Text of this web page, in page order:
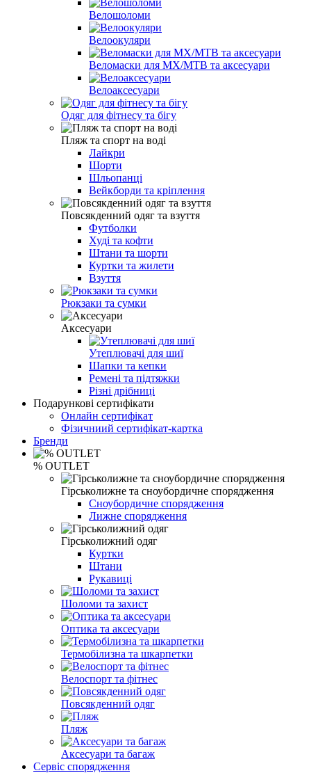
Велошоломи
Велоокуляри
Веломаски для MX/MTB та аксесуари
Велоаксесуари
Одяг для фітнесу та бігу
Пляж та спорт на воді
Лайкри
Шорти
Шльопанці
Вейкборди та кріплення
Повсякденний одяг та взуття
Футболки
Худі та кофти
Штани та шорти
Куртки та жилети
Взуття
Рюкзаки та сумки
Аксесуари
Утеплювачі для шиї
Шапки та кепки
Ремені та підтяжки
Різні дрібниці
Подарункові сертифікати
Онлайн сертифікат
Фізичниий сертифікат-картка
Бренди
% OUTLET
Гірськолижне та сноубордичне спорядження
Сноубордичне спорядження
Лижне спорядження
Гірськолижний одяг
Куртки
Штани
Рукавиці
Шоломи та захист
Оптика та аксесуари
Термобілизна та шкарпетки
Велоспорт та фітнес
Повсякденний одяг
Пляж
Аксесуари та багаж
Сервіс спорядження